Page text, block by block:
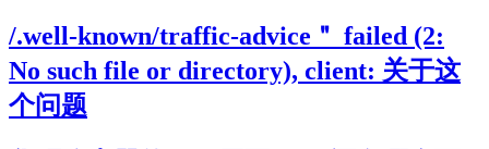
/.well-known/traffic-advice＂ failed (2:
No such file or directory), client: 关于这
个问题